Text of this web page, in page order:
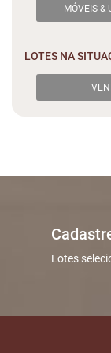
MÓVEIS &
LOTES NA
Lotes